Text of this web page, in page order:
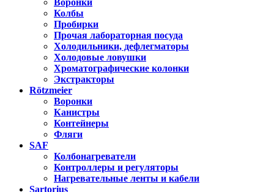
Воронки
Колбы
Пробирки
Прочая лабораторная посуда
Холодильники, дефлегматоры
Холодовые ловушки
Хроматографические колонки
Экстракторы
Rötzmeier
Воронки
Канистры
Контейнеры
Фляги
SAF
Колбонагреватели
Контроллеры и регуляторы
Нагревательные ленты и кабели
Sartorius